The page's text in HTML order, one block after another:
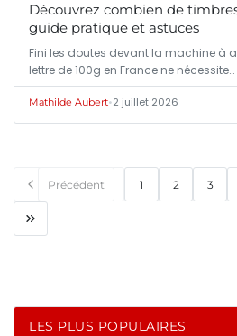
Découvrez combien de
guide pratique et astuces
Fini les doutes devant la machine à
lettre de 100g en France ne nécessite…
Mathilde Aubert•2 juillet 2026
Précédent 1 2 3
LES PLUS POPULAIRES